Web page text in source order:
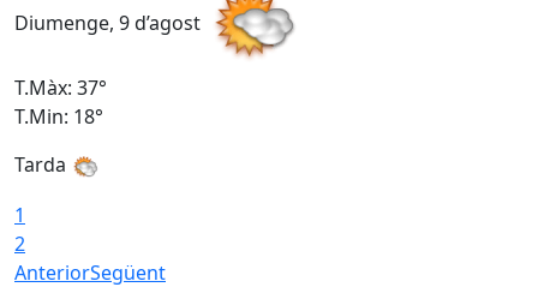
Diumenge, 9 d’agost
T.Màx: 37°
T.Min: 18°
Tarda
1
2
AnteriorSegüent